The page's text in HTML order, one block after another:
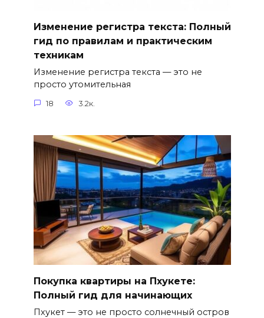
Изменение регистра текста: Полный
гид по правилам и практическим
техникам
Изменение регистра текста — это не
просто утомительная
18 3.2к.
Покупка квартиры на Пхукете:
Полный гид для начинающих
Пхукет — это не просто солнечный остров